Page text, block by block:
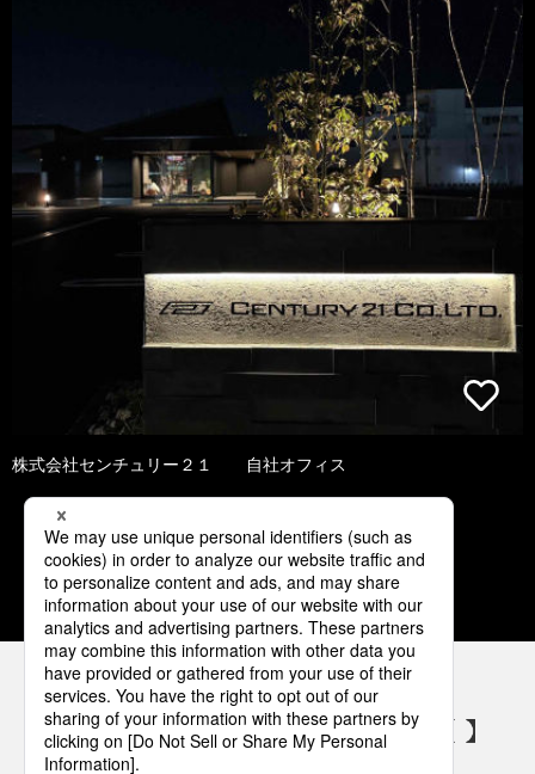
株式会社センチュリー２１ 自社オフィス
1 2 3 4 5
パナソニックの電気設備 SNSアカウント